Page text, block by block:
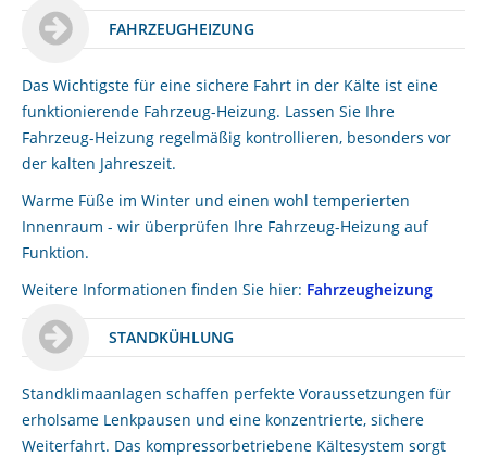
FAHRZEUGHEIZUNG
Das Wichtigste für eine sichere Fahrt in der Kälte ist eine
funktionierende Fahrzeug-Heizung. Lassen Sie Ihre
Fahrzeug-Heizung regelmäßig kontrollieren, besonders vor
der kalten Jahreszeit.
Warme Füße im Winter und einen wohl temperierten
Innenraum - wir überprüfen Ihre Fahrzeug-Heizung auf
Funktion.
Weitere Informationen finden Sie hier: Fahrzeugheizung
STANDKÜHLUNG
Standklimaanlagen schaffen perfekte Voraussetzungen für
erholsame Lenkpausen und eine konzentrierte, sichere
Weiterfahrt. Das kompressorbetriebene Kältesystem sorgt